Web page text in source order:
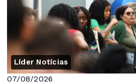
Líder Notícias
07/08/2026